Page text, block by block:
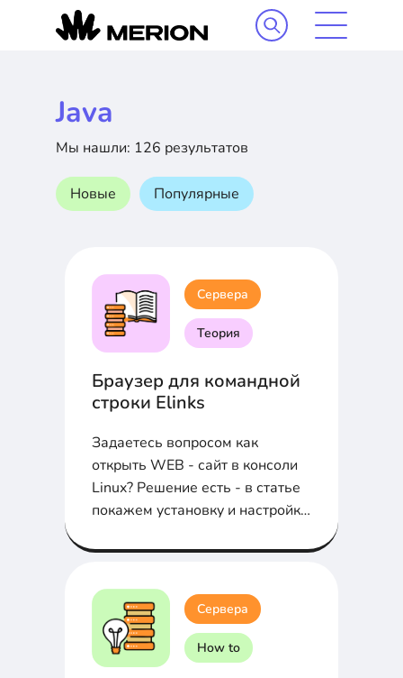
Java
Мы нашли: 126 результатов
Новые Популярные
Сервера
Теория
Браузер для командной
строки Elinks
Задаетесь вопросом как
открыть WEB - сайт в консоли
Linux? Решение есть - в статье
покажем установку и настройку
Сервера
How to